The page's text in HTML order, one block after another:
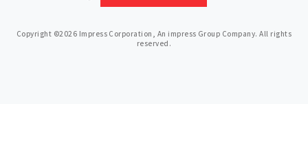
Copyright ©2026 Impress Corporation, An impress Group Company. All rights
reserved.